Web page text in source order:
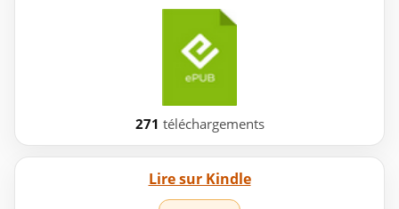
271 téléchargements
Lire sur Kindle